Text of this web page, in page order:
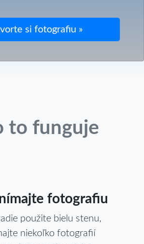
to funguje
fotografiu
použite bielu stenu,
niekoľko fotografií